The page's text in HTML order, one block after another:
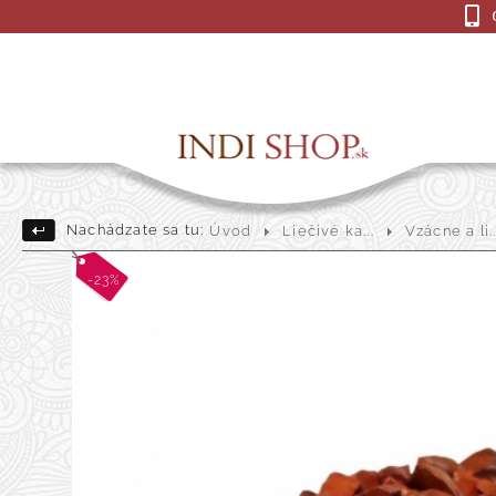
Drevené Sošky
Nachádzate sa tu: Úvod Liečivé ka... Vzácne a
-23%